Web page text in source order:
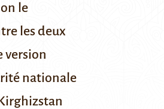
le
les deux
version
nationale